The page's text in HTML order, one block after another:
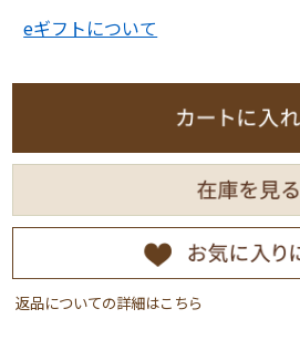
eギフトについて
返品についての詳細はこちら